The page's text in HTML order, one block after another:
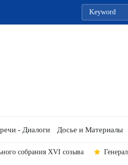
- Диалоги Досье и Материалы
с государственными